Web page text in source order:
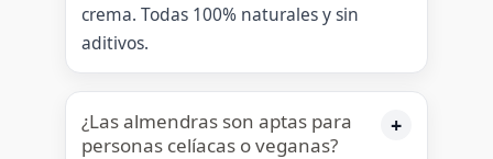
crema. Todas 100% naturales y sin
aditivos.
¿Las almendras son aptas para
personas celíacas o veganas?